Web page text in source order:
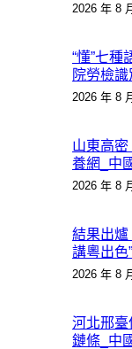
2026 年 8
“懂”七
院勞檢
2026 年 8
山東高
養網_中
2026 年 8
結果出爐
講粵出色
2026 年 8
河北邢臺
鏈條_中